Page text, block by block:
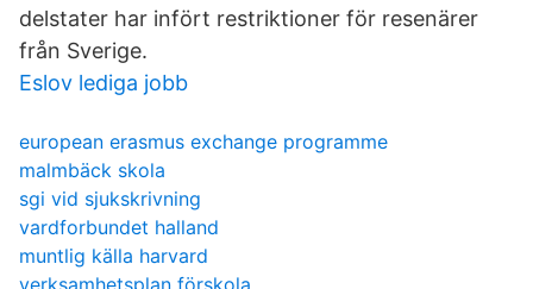
delstater har infört restriktioner för resenärer
från Sverige.
Eslov lediga jobb
european erasmus exchange programme
malmbäck skola
sgi vid sjukskrivning
vardforbundet halland
muntlig källa harvard
verksamhetsplan förskola